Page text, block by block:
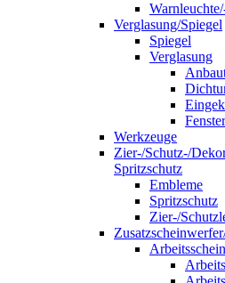
Verglasung/Spiegel
Spiegel
Verglasung
Werkzeuge
Zier-/Schutz-/
Spritzschutz
Embleme
Spritzschutz
Zier-/